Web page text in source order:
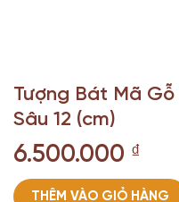
Tượng Bát Mã
Sâu 12 (cm)
6.500.000 ₫
THÊM VÀO GIỎ HÀNG